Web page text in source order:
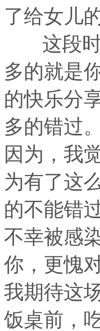
了给女儿
这段时
多的就是
的快乐分
多的错过
因为，我
为有了这
的不能错
不幸被感
你，更愧
我期待这
饭桌前，